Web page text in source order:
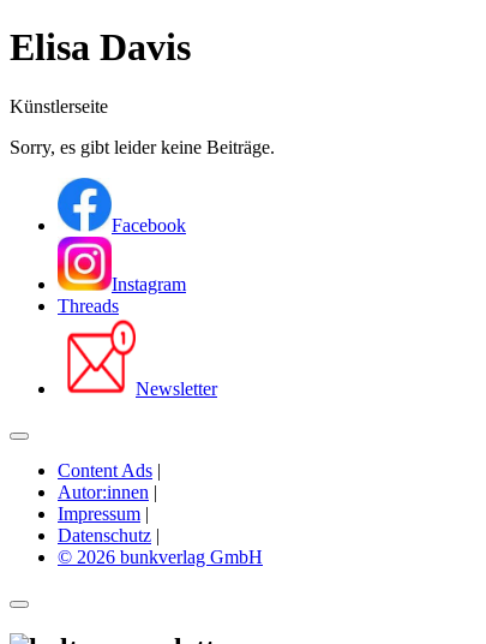
Elisa Davis
Künstlerseite
Sorry, es gibt leider keine Beiträge.
Facebook
Instagram
Threads
Newsletter
Content Ads |
Autor:innen |
Impressum |
Datenschutz |
© 2026 bunkverlag GmbH